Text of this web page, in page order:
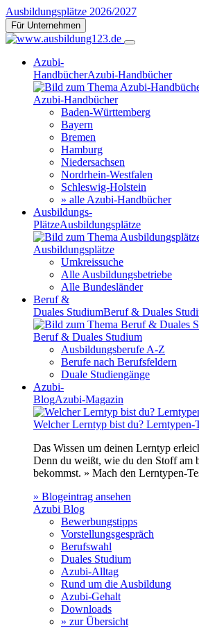
Ausbildungsplätze 2026/2027
Für Unternehmen
Azubi-
HandbücherAzubi-Handbücher
Azubi-Handbücher
Baden-Württemberg
Bayern
Bremen
Hamburg
Niedersachsen
Nordrhein-Westfalen
Schleswig-Holstein
» alle Azubi-Handbücher
Ausbildungs-
PlätzeAusbildungsplätze
Ausbildungsplätze
Umkreissuche
Alle Ausbildungsbetriebe
Alle Bundesländer
Beruf &
Duales StudiumBeruf & Duales
Beruf & Duales Studium
Ausbildungsberufe A-Z
Berufe nach Berufsfeldern
Duale Studiengänge
Azubi-
BlogAzubi-Magazin
Welcher Lerntyp bist du? Lerntypen-
Das Wissen um deinen Lerntyp
Denn du weißt, wie du den Stoff am
bekommst. » Mach den Lerntypen-
» Blogeintrag ansehen
Azubi Blog
Bewerbungstipps
Vorstellungsgespräch
Berufswahl
Duales Studium
Azubi-Alltag
Rund um die Ausbildung
Azubi-Gehalt
Downloads
» zur Übersicht